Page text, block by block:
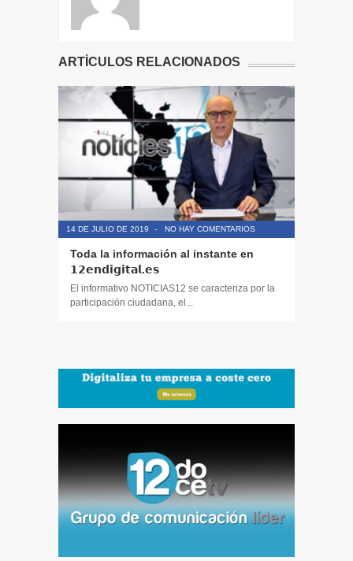
ARTÍCULOS RELACIONADOS
14 DE JULIO DE 2019 - NO HAY COMENTARIOS
Toda la información al instante en
𝟭𝟮𝗲𝗻𝗱𝗶𝗴𝗶𝘁𝗮𝗹.𝗲𝘀
El informativo NOTICIAS12 se caracteriza por la
participación ciudadana, el...